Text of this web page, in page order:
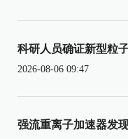
科研人员确证新型粒
2026-08-06 09:47
强流重离子加速器发